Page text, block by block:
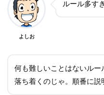
よしお
ルール多す
何も難しいことはないルー
落ち着くのじゃ。順番に説